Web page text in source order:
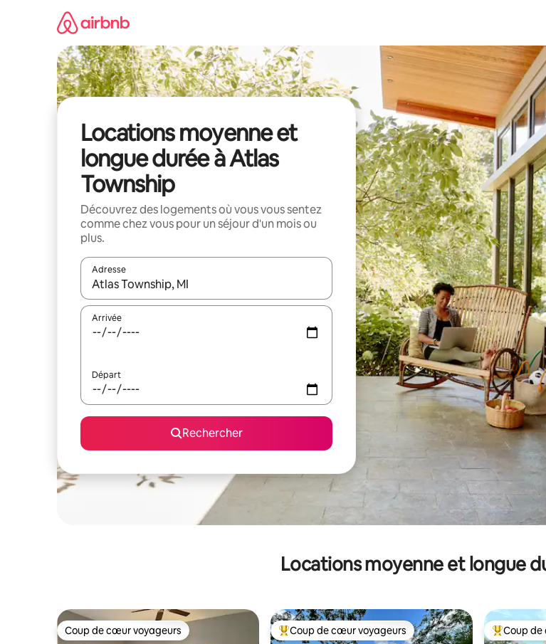
Locations moyenne et
longue durée à Atlas
Township
Découvrez des logements où vous vous sentez
comme chez vous pour un séjour d'un mois ou
plus.
Adresse
Lorsque les résultats s'affichent, utilisez les flèches vers le haut et vers le bas pour les parcourir ou
Arrivée
Départ
Rechercher
Locations moyenne et longue
Coup de cœur voyageurs
Coup de cœur voyageurs Coups de cœur voyageurs les plus appréciés
Coup de cœur voyageurs Coups de
Coup